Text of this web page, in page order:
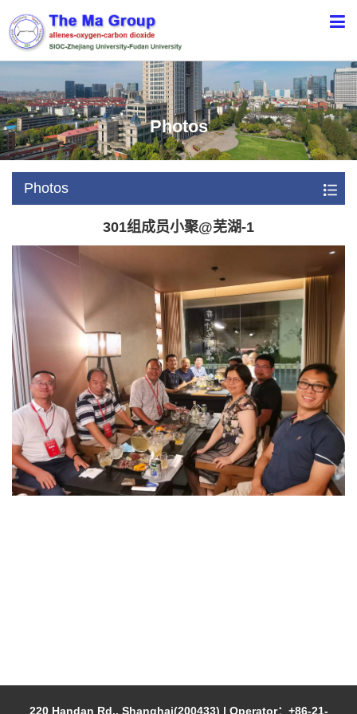
Photos
Photos
301组成员小聚@芜湖-1
220 Handan Rd., Shanghai(200433) | Operator：+86-21-